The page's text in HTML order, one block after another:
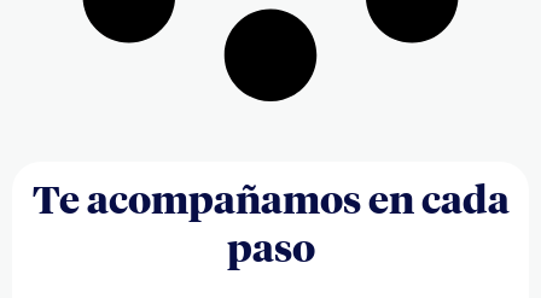
Te acompañamos en cada
paso